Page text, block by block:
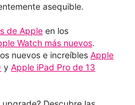
asequible.
de Apple en los
Watch más nuevos.
nuevos e increíbles Apple
y Apple iPad Pro de 13